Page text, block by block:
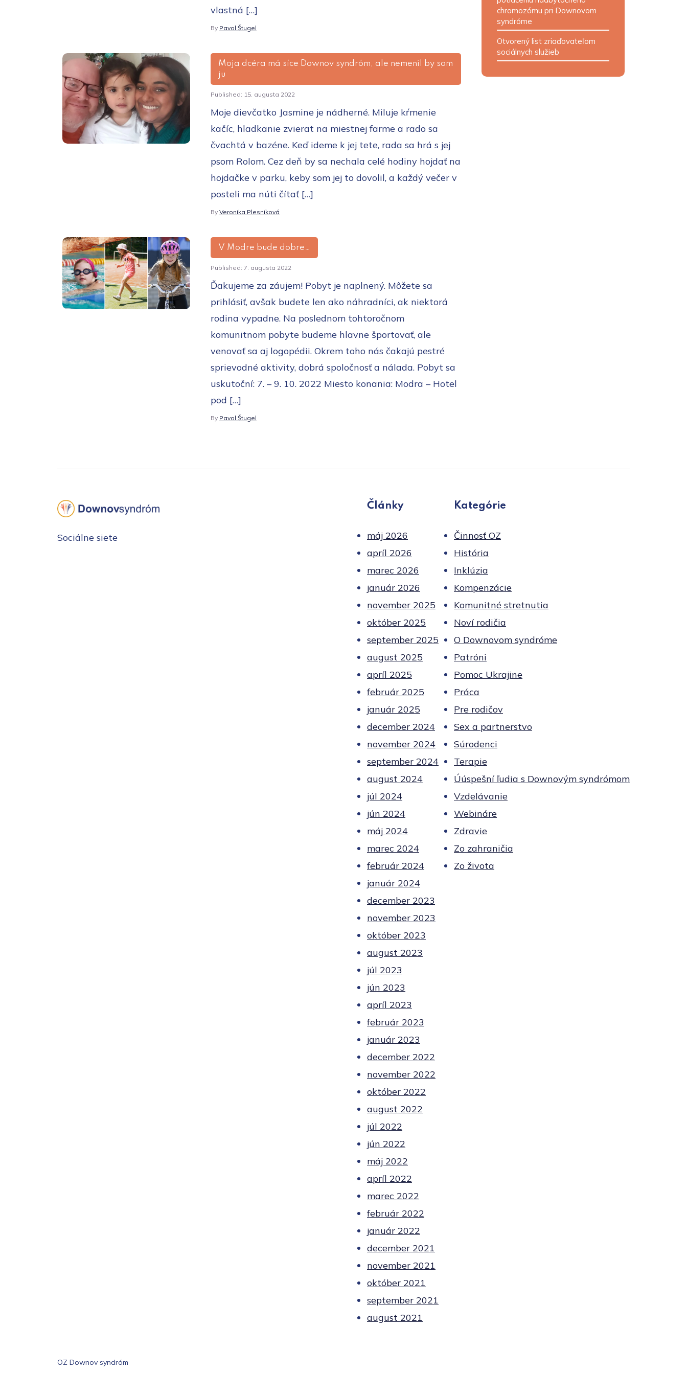
vlastná […]
By Pavol Štugel
Moja dcéra má síce Downov syndróm, ale nemenil by som
ju
Published: 15. augusta 2022
Moje dievčatko Jasmine je nádherné. Miluje kŕmenie
kačíc, hladkanie zvierat na miestnej farme a rado sa
čvachtá v bazéne. Keď ideme k jej tete, rada sa hrá s jej
psom Rolom. Cez deň by sa nechala celé hodiny hojdať na
hojdačke v parku, keby som jej to dovolil, a každý večer v
posteli ma núti čítať […]
By Veronika Plesníková
V Modre bude dobre…
Published: 7. augusta 2022
Ďakujeme za záujem! Pobyt je naplnený. Môžete sa
prihlásiť, avšak budete len ako náhradníci, ak niektorá
rodina vypadne. Na poslednom tohtoročnom
komunitnom pobyte budeme hlavne športovať, ale
venovať sa aj logopédii. Okrem toho nás čakajú pestré
sprievodné aktivity, dobrá spoločnosť a nálada. Pobyt sa
uskutoční: 7. – 9. 10. 2022 Miesto konania: Modra – Hotel
pod […]
By Pavol Štugel
chromozómu pri Downovom
syndróme
Otvorený list zriaďovateľom
sociálnych služieb
Sociálne siete
Články
máj 2026
apríl 2026
marec 2026
január 2026
november 2025
október 2025
september 2025
august 2025
apríl 2025
február 2025
január 2025
december 2024
november 2024
september 2024
august 2024
júl 2024
jún 2024
máj 2024
marec 2024
február 2024
január 2024
december 2023
november 2023
október 2023
august 2023
júl 2023
jún 2023
apríl 2023
február 2023
január 2023
december 2022
november 2022
október 2022
august 2022
júl 2022
jún 2022
máj 2022
apríl 2022
marec 2022
február 2022
január 2022
december 2021
november 2021
október 2021
september 2021
august 2021
Kategórie
Činnosť OZ
História
Inklúzia
Kompenzácie
Komunitné stretnutia
Noví rodičia
O Downovom syndróme
Patróni
Pomoc Ukrajine
Práca
Pre rodičov
Sex a partnerstvo
Súrodenci
Terapie
Úúspešní ľudia s Downovým syndrómom
Vzdelávanie
Webináre
Zdravie
Zo zahraničia
Zo života
OZ Downov syndróm